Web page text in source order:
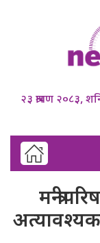
२३ श्रावण
अत्यावश्यक